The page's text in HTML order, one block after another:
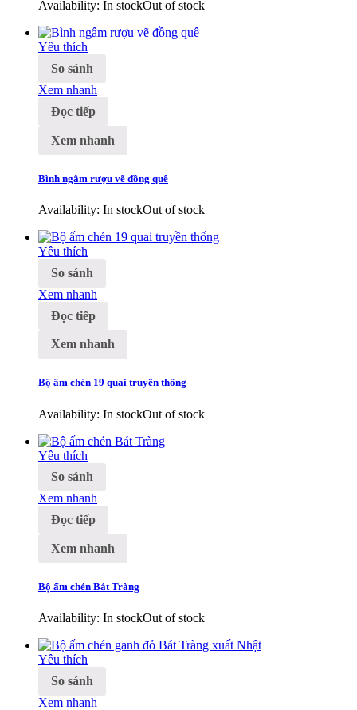
Availability: In stockOut of stock
Yêu thích
So sánh
Xem nhanh
Đọc tiếp
Xem nhanh
Bình ngâm rượu vẽ đồng quê
Availability: In stockOut of stock
Yêu thích
So sánh
Xem nhanh
Đọc tiếp
Xem nhanh
Bộ ấm chén 19 quai truyền thống
Availability: In stockOut of stock
Yêu thích
So sánh
Xem nhanh
Đọc tiếp
Xem nhanh
Bộ ấm chén Bát Tràng
Availability: In stockOut of stock
Yêu thích
So sánh
Xem nhanh